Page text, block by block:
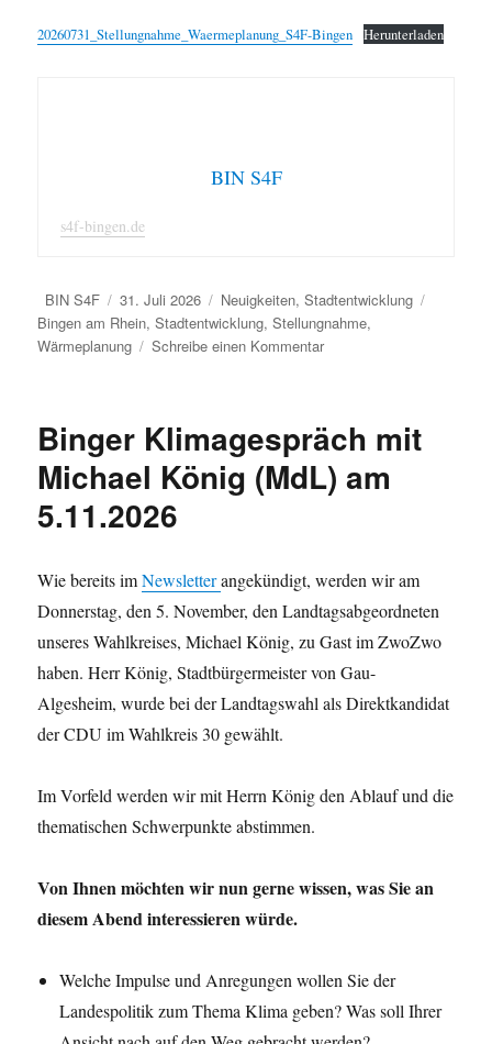
20260731_Stellungnahme_Waermeplanung_S4F-Bingen Herunterladen
BIN S4F
s4f-bingen.de
Autor
BIN S4F
Veröffentlicht
am
31. Juli 2026 Kategorien
Neuigkeiten,Stadtentwicklung
Bingen am Rhein,Stadtentwicklung,Stellungnahme,
Wärmeplanung
Schreibe einen Kommentarzu
Wärmeplanung
Bingen
31.07.2026)
Binger Klimagespräch mit
Michael König (MdL) am
5.11.2026
Wie bereits imNewsletterangekündigt, werden wir am
Donnerstag, den 5. November, den Landtagsabgeordneten
unseres Wahlkreises, Michael König, zu Gast im ZwoZwo
haben. Herr König, Stadtbürgermeister von Gau-
Algesheim, wurde bei der Landtagswahl als Direktkandidat
der CDU im Wahlkreis 30 gewählt.
Im Vorfeld werden wir mit Herrn König den Ablauf und die
thematischen Schwerpunkte abstimmen.
Von Ihnen möchten wir nun gerne wissen, was Sie an
diesem Abend interessieren würde.
Welche Impulse und Anregungen wollen Sie der
Landespolitik zum Thema Klima geben? Was soll Ihrer